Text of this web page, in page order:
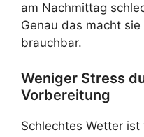
am Nachmittag
Genau das macht
brauchbar.
Weniger Stress
Vorbereitung
Schlechtes Wetter